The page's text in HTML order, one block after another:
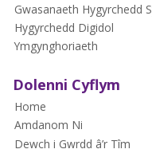
Gwasanaeth Hygyrchedd
Hygyrchedd Digidol
Ymgynghoriaeth
Dolenni Cyflym
Home
Amdanom Ni
Dewch i Gwrdd â’r Tîm